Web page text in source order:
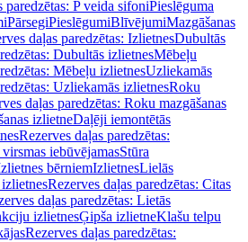
paredzētas: P veida sifoniPieslēguma
PārsegiPieslēgumiBlīvējumiMazgāšanas
daļas paredzētas: IzlietnesDubultās
Dubultās izlietnesMēbeļu
Mēbeļu izlietnesUzliekamās
Uzliekamās izlietnesRoku
daļas paredzētas: Roku mazgāšanas
izlietneDaļēji iemontētās
Rezerves daļas paredzētas:
iebūvējamasStūra
bērniemIzlietnesLielās
Rezerves daļas paredzētas: Citas
daļas paredzētas: Lietās
izlietnesĢipša izlietneKlašu telpu
Rezerves daļas paredzētas: